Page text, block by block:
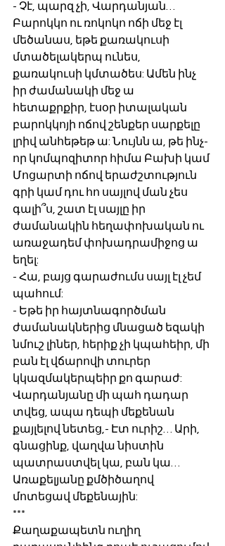
- Չէ, պարզ չի, Վարդանյան…
Բարոկկո ու ռոկոկո ոճի մեջ էլ
մեծանաս, եթե քառակուսի
մտածելակերպ ունես,
քառակուսի կմտածես: Ամեն ինչ
իր ժամանակի մեջ ա
հետաքրքիր, էսօր իտալական
բարոկկոյի ոճով շենքեր սարքելը
լրիվ անհեթեթ ա: Նույնն ա, թե ինչ-
որ կոմպոզիտոր հիմա Բախի կամ
Մոցարտի ոճով երաժշտություն
գրի կամ դու հո սայլով ման չես
գալի՞ս, շատ էլ սայլը իր
ժամանակին հեղափոխական ու
առաջադեմ փոխադրամիջոց ա
եղել:
- Հա, բայց գարաժումս սայլ էլ չեմ
պահում:
- Եթե իր հայտնագործման
ժամանակներից մնացած եզակի
նմուշ լիներ, հերիք չի կպահեիր, մի
բան էլ վճարովի տուրեր
կկազմակերպեիր քո գարաժ:
Վարդանյանը մի պահ դադար
տվեց, ապա դեպի մեքենան
քայլելով նետեց,- Էտ ուրիշ… Արի,
գնացինք, վաղվա նիստին
պատրաստվել կա, բան կա…
Առաքելյանը քմծիծաղով
մոտեցավ մեքենային:
***
Քաղաքապետն ուղիղ